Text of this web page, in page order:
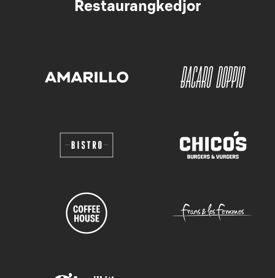
Restaurangkedjor